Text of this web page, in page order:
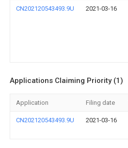
CN202120543493.9U 2021-03-16
Applications Claiming Priority (1)
Application Filing date
CN202120543493.9U 2021-03-16